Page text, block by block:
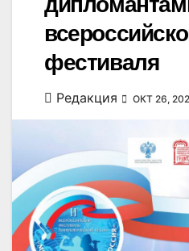
фестиваля
Редакция ОКТ 26,